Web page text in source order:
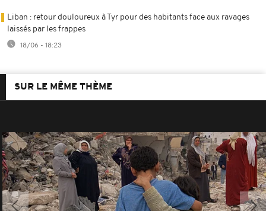
Liban : retour douloureux à Tyr pour des habitants face aux ravages
laissés par les frappes
18/06 - 18:23
SUR LE MÊME THÈME